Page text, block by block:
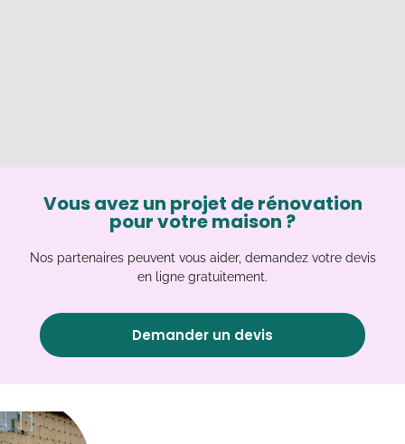
Vous avez un projet de rénovation
pour votre maison ?
Nos partenaires peuvent vous aider, demandez votre devis
en ligne gratuitement.
Demander un devis